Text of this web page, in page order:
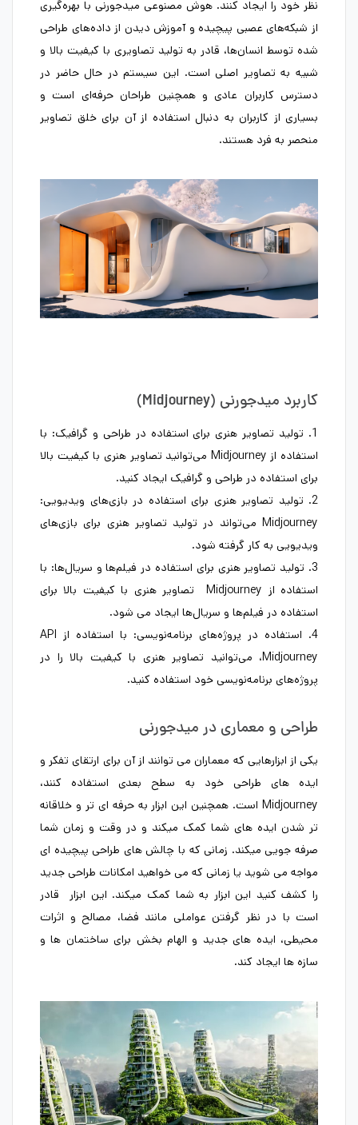
نظر خود را ایجاد کنند. هوش مصنوعی میدجورنی با بهره‌گیری
از شبکه‌های عصبی پیچیده و آموزش دیدن از داده‌های طراحی
شده توسط انسان‌ها، قادر به تولید تصاویری با کیفیت بالا و
شبیه به تصاویر اصلی است. این سیستم در حال حاضر در
دسترس کاربران عادی و همچنین طراحان حرفه‌ای است و
بسیاری از کاربران به دنبال استفاده از آن برای خلق تصاویر
منحصر به فرد هستند.
کاربرد میدجورنی (Midjourney)
1. تولید تصاویر هنری برای استفاده در طراحی و گرافیک: با
استفاده از Midjourney می‌توانید تصاویر هنری با کیفیت بالا
برای استفاده در طراحی و گرافیک ایجاد کنید.
2. تولید تصاویر هنری برای استفاده در بازی‌های ویدیویی:
Midjourney می‌تواند در تولید تصاویر هنری برای بازی‌های
ویدیویی به کار گرفته شود.
3. تولید تصاویر هنری برای استفاده در فیلم‌ها و سریال‌ها: با
استفاده از Midjourney تصاویر هنری با کیفیت بالا برای
استفاده در فیلم‌ها و سریال‌ها ایجاد می شود.
4. استفاده در پروژه‌های برنامه‌نویسی: با استفاده از API
Midjourney، می‌توانید تصاویر هنری با کیفیت بالا را در
پروژه‌های برنامه‌نویسی خود استفاده کنید.
طراحی و معماری در میدجورنی
یکی از ابزارهایی که معماران می توانند از آن برای ارتقای تفکر و
ایده های طراحی خود به سطح بعدی استفاده کنند،
Midjourney است. همچنین این ابزار به حرفه ای تر و خلاقانه
تر شدن ایده های شما کمک میکند و در وقت و زمان شما
صرفه جویی میکند. زمانی که با چالش های طراحی پیچیده ای
مواجه می شوید یا زمانی که می خواهید امکانات طراحی جدید
را کشف کنید این ابزار به شما کمک میکند. این ابزار قادر
است با در نظر گرفتن عواملی مانند فضا، مصالح و اثرات
محیطی، ایده های جدید و الهام بخش برای ساختمان ها و
سازه ها ایجاد کند.